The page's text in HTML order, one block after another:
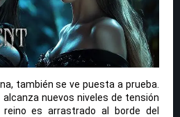
también se ve puesta a prueba.
nuevos niveles de tensión
es arrastrado al borde del